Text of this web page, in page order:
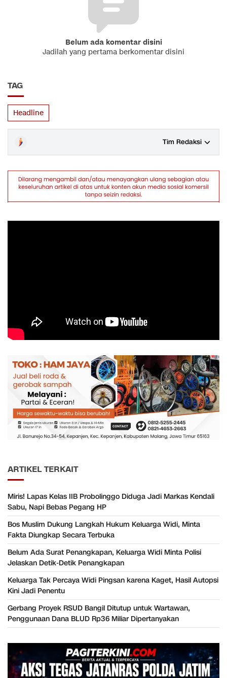
Belum ada komentar disini
Jadilah yang pertama berkomentar disini
TAG
Headline
Tim Redaksi
ARTIKEL TERKAIT
Miris! Lapas Kelas IIB Probolinggo Diduga Jadi Markas Kendali
Sabu, Napi Bebas Pegang HP
Bos Muslim Dukung Langkah Hukum Keluarga Widi, Minta
Fakta Diungkap Secara Terbuka
Belum Ada Surat Penangkapan, Keluarga Widi Minta Polisi
Jelaskan Detik-Detik Penangkapan
Keluarga Tak Percaya Widi Pingsan karena Kaget, Hasil Autopsi
Kini Jadi Penentu
Gerbang Proyek RSUD Bangil Ditutup untuk Wartawan,
Penggunaan Dana BLUD Rp36 Miliar Dipertanyakan